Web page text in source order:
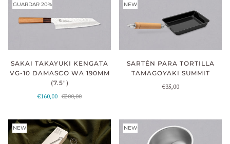
GUARDAR 20%
SAKAI TAKAYUKI KENGATA
VG-10 DAMASCO WA 190MM
(7.5")
€160,00 €200,00
NEW
SARTÉN PARA TORTILLA
TAMAGOYAKI SUMMIT
€35,00
NEW NEW